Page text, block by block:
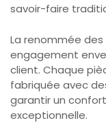
savoir-faire
La renommée
engagement
client. Chaque
fabriquée avec
garantir un
exceptionnelle.